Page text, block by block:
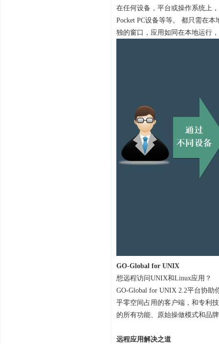
在任何设备，平台或操作系统上
Pocket PC设备等等。 都只需在
独的窗口，应用如同在本地运行
GO-Global for UNIX
想远程访问UNIX和Linux应用？
GO-Global for UNIX 2.2平台协
乎零空间占用的客户端，和专利
的所有功能、原始操做模式和品
远程应用解决之道